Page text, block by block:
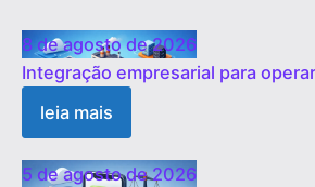
8 de agosto de 2026
Integração empresarial para
leia mais
5 de agosto de 2026